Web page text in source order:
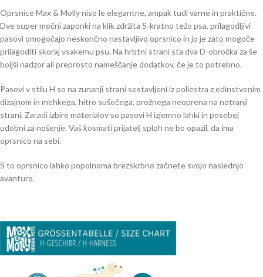
Oprsnice Max & Molly niso le elegantne, ampak tudi varne in praktične.
Dve super močni zaponki na klik zdržita 5-kratno težo psa, prilagodljivi
pasovi omogočajo neskončno nastavljivo oprsnico in jo je zato mogoče
prilagoditi skoraj vsakemu psu. Na hrbtni strani sta dva D-obročka za še
boljši nadzor ali preprosto nameščanje dodatkov, če je to potrebno.
Pasovi v stilu H so na zunanji strani sestavljeni iz poliestra z edinstvenim
dizajnom in mehkega, hitro sušečega, prožnega neoprena na notranji
strani. Zaradi izbire materialov so pasovi H izjemno lahki in posebej
udobni za nošenje. Vaš kosmati prijatelj sploh ne bo opazil, da ima
oprsnico na sebi.
S to oprsnico lahko popolnoma brezskrbno začnete svojo naslednjo
avanturo.